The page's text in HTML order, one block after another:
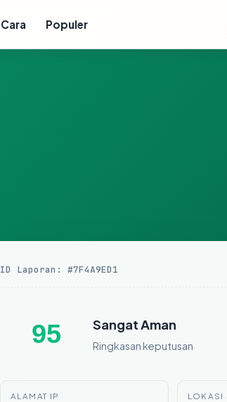
Cara Populer
ID Laporan: #7F4A9ED1
95 Sangat Aman
Ringkasan keputusan
ALAMAT IP LOKASI